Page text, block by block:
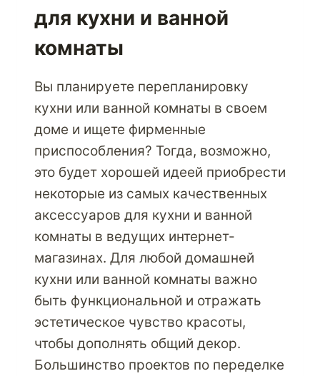
для кухни и ванной
комнаты
Вы планируете перепланировку
кухни или ванной комнаты в своем
доме и ищете фирменные
приспособления? Тогда, возможно,
это будет хорошей идеей приобрести
некоторые из самых качественных
аксессуаров для кухни и ванной
комнаты в ведущих интернет-
магазинах. Для любой домашней
кухни или ванной комнаты важно
быть функциональной и отражать
эстетическое чувство красоты,
чтобы дополнять общий декор.
Большинство проектов по переделке